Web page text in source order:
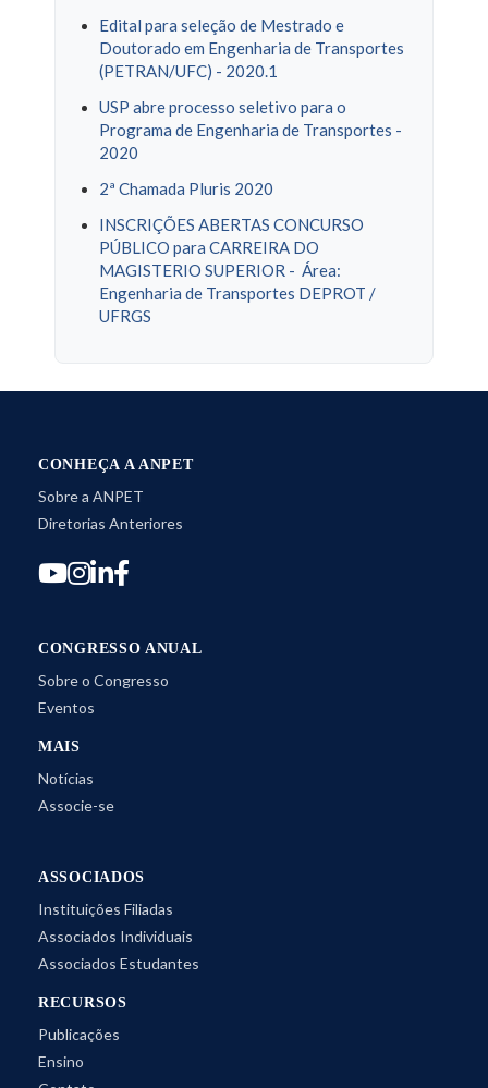
Edital para seleção de Mestrado e
Doutorado em Engenharia de Transportes
(PETRAN/UFC) - 2020.1
USP abre processo seletivo para o
Programa de Engenharia de Transportes -
2020
2ª Chamada Pluris 2020
INSCRIÇÕES ABERTAS CONCURSO
PÚBLICO para CARREIRA DO
MAGISTERIO SUPERIOR - Área:
Engenharia de Transportes DEPROT /
UFRGS
CONHEÇA A ANPET
Sobre a ANPET
Diretorias Anteriores
CONGRESSO ANUAL
Sobre o Congresso
Eventos
MAIS
Notícias
Associe-se
ASSOCIADOS
Instituições Filiadas
Associados Individuais
Associados Estudantes
RECURSOS
Publicações
Ensino